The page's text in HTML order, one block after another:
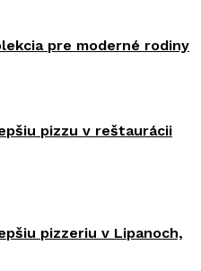
pre moderné rodiny
pizzu v reštaurácii
pizzeriu v Lipanoch,